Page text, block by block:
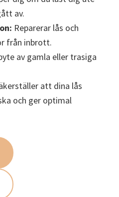
av.
Reparerar lås och
från inbrott.
av gamla eller trasiga
att dina lås
och ger optimal